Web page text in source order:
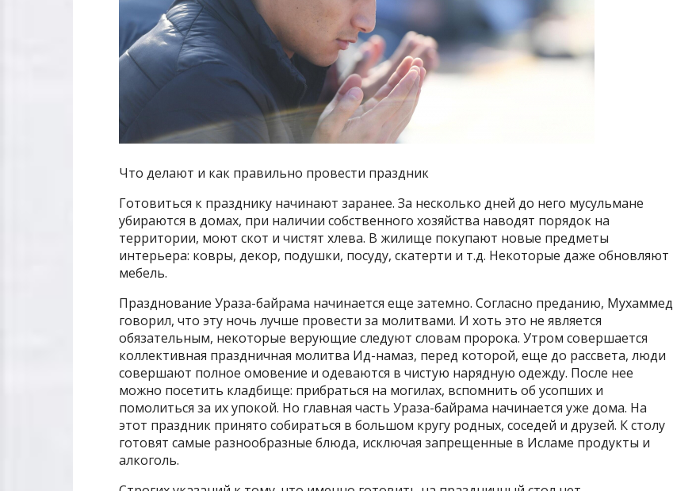
Что делают и как правильно провести праздник
Готовиться к празднику начинают заранее. За несколько дней до него мусульмане
убираются в домах, при наличии собственного хозяйства наводят порядок на
территории, моют скот и чистят хлева. В жилище покупают новые предметы
интерьера: ковры, декор, подушки, посуду, скатерти и т.д. Некоторые даже обновляют
мебель.
Празднование Ураза-байрама начинается еще затемно. Согласно преданию, Мухаммед
говорил, что эту ночь лучше провести за молитвами. И хоть это не является
обязательным, некоторые верующие следуют словам пророка. Утром совершается
коллективная праздничная молитва Ид-намаз, перед которой, еще до рассвета, люди
совершают полное омовение и одеваются в чистую нарядную одежду. После нее
можно посетить кладбище: прибраться на могилах, вспомнить об усопших и
помолиться за их упокой. Но главная часть Ураза-байрама начинается уже дома. На
этот праздник принято собираться в большом кругу родных, соседей и друзей. К столу
готовят самые разнообразные блюда, исключая запрещенные в Исламе продукты и
алкоголь.